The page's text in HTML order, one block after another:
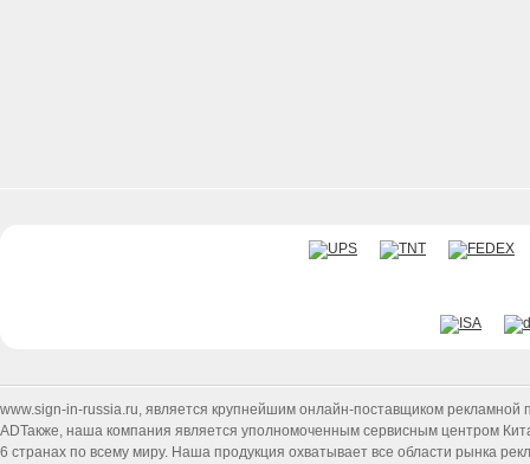
www.sign-in-russia.ru, является крупнейшим онлайн-поставщиком рекламной
ADТакже, наша компания является уполномоченным сервисным центром
6 странах по всему миру. Наша продукция охватывает все области рынка